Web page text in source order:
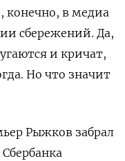
конечно, в медиа
сбережений. Да,
и кричат,
Но что значит
Рыжков забрал